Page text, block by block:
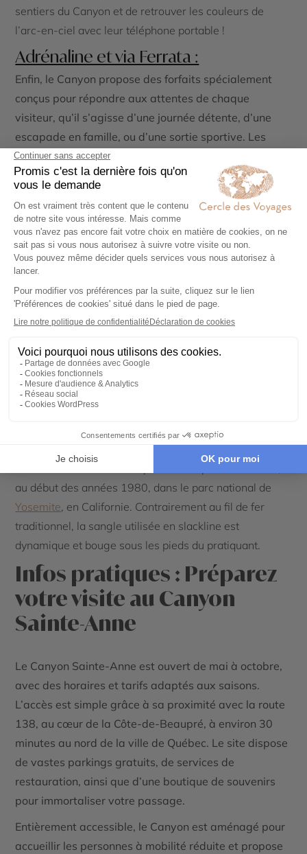
sentiers du Canyon et de retrouver les couleurs de
l’arc-en-ciel avec leur téléphone portable !
Adrénaline et via Ferrata :
Enfin, le Canyon propose des forfaits spécialement
conçus pour répondre aux attentes de chaque
visiteur, qu’il s’agisse d’une journée détente, d’une
escapade en famille, ou d’une sortie sportive. Les
visiteurs peuvent également explorer les environs,
comme la Côte-de-Beaupré ou encore les chutes
Montmorency, pour enrichir leur voyage dans cette
belle région du Québec.
Surplombant la chute, une tyrolienne géante de 60
mètres de haut et 2 vias Ferrata tenteront les sportifs
les plus avertis. Émotions fortes et inoubliables grâce à
la tyrolienne suspendue à 60 mètres au dessus du sol,
avec deux descentes en rappel dont une de plus de 50
Événement spécial du 4 au 7
septembre :
La slackline est une discipline récente d'équilibre
l'on tend généralement entre deux ancrages solides.
Cette activité fut inventée par des adeptes d'escalade,
au début des années 1980, dans le parc national de
Yosemite, en Californie. Contrairement au fil de fer
traditionnel, la sangle utilisée en slackline est
dynamique et bouge sous les pieds du pratiquant.
Infos pratiques : Préparez
votre visite au Canyon
Sainte-Anne
Le Canyon Sainte-Anne est ouvert de mai à octobre,
avec des horaires et tarifs adaptés aux saisons.
L’accès est simple grâce à sa proximité avec la route
138, au cœur de la Côte-de-Beaupré, à environ 30
minutes au nord de la ville de Québec. Le site dispose
de vastes parkings gratuits, de services de
restauration, ainsi que d’une boutique de souvenirs
pour immortaliser votre passage.
Entièrement accessible, le Canyon est aménagé pour
accueillir les personnes à mobilité réduite et propose